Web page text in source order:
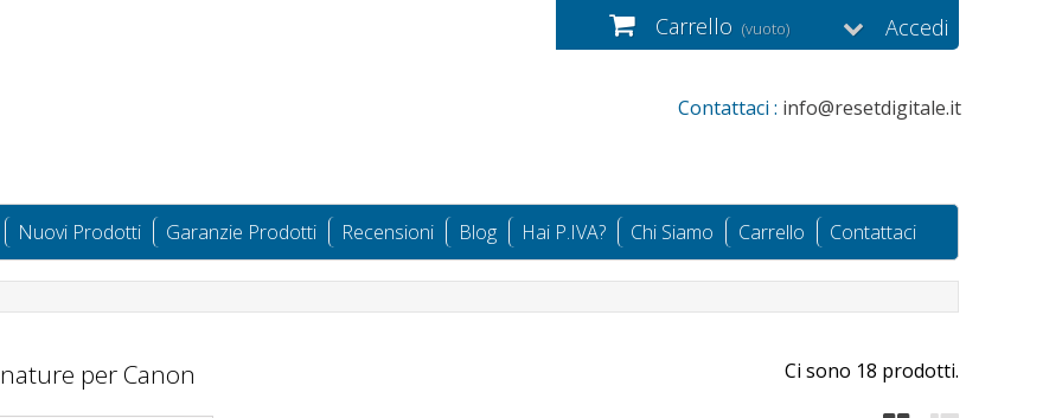
Accedi
Carrello (vuoto)
Contattaci : info@resetdigitale.it
Nuovi Prodotti Garanzie Prodotti Recensioni Blog Hai P.IVA? Chi Siamo Carrello Contattaci
per Canon Ci sono 18 prodotti.